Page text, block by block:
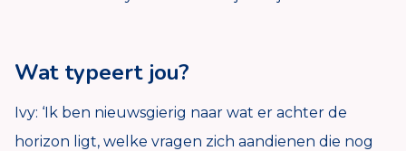
Wat typeert jou?
Ivy: ‘Ik ben nieuwsgierig naar wat er achter de
horizon ligt, welke vragen zich aandienen die nog